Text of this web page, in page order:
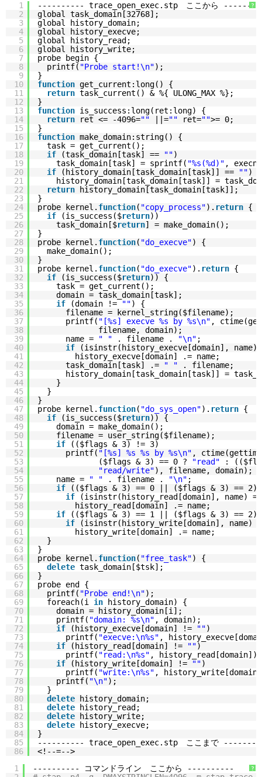
?
1
2
3
4
5
6
7
8
9
10
11
12
13
14
15
16
17
18
19
20
21
22
23
24
25
26
27
28
29
30
31
32
33
34
35
36
37
38
39
40
41
42
43
44
45
46
47
48
49
50
51
52
53
54
55
56
57
58
59
60
61
62
63
64
65
66
67
68
69
70
71
72
73
74
75
76
77
78
79
80
81
82
83
84
85
86
---------- trace_open_exec.stp　ここから
global task_domain[32768];
global history_domain;
global history_execve;
global history_read;
global history_write;
probe begin {
printf( "Probe start!\n");
}
function get_current:long() {
return task_current() & %{ ULONG_MAX %};
}
function is_success:long(ret:long) {
return
ret <= -4096="" ||="" ret="">= 0;
}
function make_domain:string() {
task = get_current();
if
(task_domain[task] == "")
task_domain[task] = sprintf( "%s(%d)" ,
if
(history_domain[task_domain[task]] == "")
history_domain[task_domain[task]] =
return
history_domain[task_domain[task]];
}
probe kernel. function( "copy_process"). return {
if
(is_success($return))
task_domain[$return] = make_domain();
}
probe kernel. function( "do_execve") {
make_domain();
}
probe kernel. function( "do_execve"). return {
if
(is_success($return)) {
task = get_current();
domain = task_domain[task];
if
(domain != "") {
filename = kernel_string($filename);
printf( "[%s] execve %s by %s\n" ,
filename, domain);
name =
" " . filename . "\n" ;
if
(isinstr(history_execve[domain], name)
history_execve[domain] .= name;
task_domain[task] .=
" "
. filename;
history_domain[task_domain[task]] =
}
}
}
probe kernel. function( "do_sys_open"). return {
if
(is_success($return)) {
domain = make_domain();
filename = user_string($filename);
if
(($flags & 3) != 3)
printf( "[%s] %s %s by %s\n" ,
($flags & 3) == 0 ?
"read"
:
"read/write"), filename, domain);
name =
" " . filename . "\n" ;
if
(($flags & 3) == 0 || ($flags & 3) == 2)
if
(isinstr(history_read[domain], name)
history_read[domain] .= name;
if
(($flags & 3) == 1 || ($flags & 3) == 2)
if
(isinstr(history_write[domain], name)
history_write[domain] .= name;
}
}
probe kernel. function( "free_task") {
delete task_domain[$tsk];
}
probe end {
printf( "Probe end!\n");
foreach(i in
history_domain) {
domain = history_domain[i];
printf( "domain: %s\n" , domain);
if
(history_execve[domain] != "")
printf( "execve:\n%s" ,
if
(history_read[domain] != "")
printf( "read:\n%s" , history_read[domain]);
if
(history_write[domain] != "")
printf( "write:\n%s" ,
printf( "\n");
}
delete
history_domain;
delete
history_read;
delete
history_write;
delete
history_execve;
}
---------- trace_open_exec.stp　ここまで
<!--=-->
?
1
---------- コマンドライン　ここから ----------